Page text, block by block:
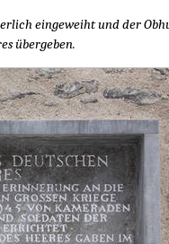
eingeweiht und der
übergeben.